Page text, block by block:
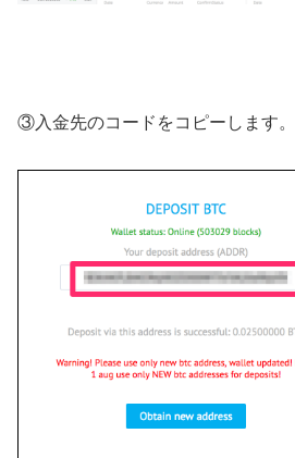
③入金先のコードをコピーします。